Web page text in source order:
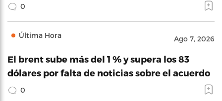
0
Última Hora Ago 7, 2026
El brent sube más del 1 % y supera los 83
dólares por falta de noticias sobre el acuerdo
0